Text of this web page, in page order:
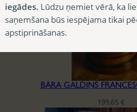
BĀRA GALDIŅŠ
199,65 €
iegādes. Lūdzu ņemiet vērā, ka
saņemšana būs iespējama tikai
apstiprināšanas.